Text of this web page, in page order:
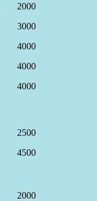
2000
3000
4000
4000
4000
2500
4500
2000